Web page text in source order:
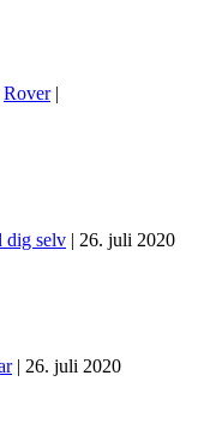
Rover|
dig selv | 26. juli 2020
| 26. juli 2020